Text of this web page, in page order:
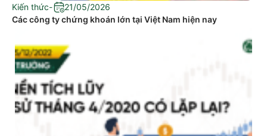
Kiến thức-
21/05/2026
Các công ty chứng khoán lớn tại Việt Nam hiện nay